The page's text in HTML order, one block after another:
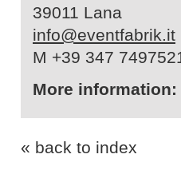
39011 Lana
info@eventfabrik.it
M +39 347
More information:
« back to index